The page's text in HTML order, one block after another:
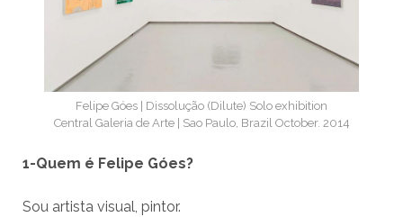
Felipe Góes | Dissolução (Dilute) Solo exhibition
Central Galeria de Arte | Sao Paulo, Brazil October. 2014
1-Quem é Felipe Góes?
Sou artista visual, pintor.